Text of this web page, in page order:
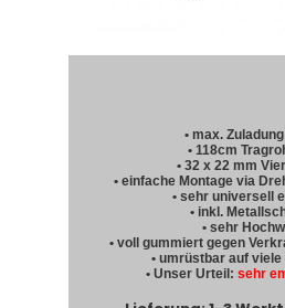
• max.
• 118cm
• 32 x 22 mm
• einfache Montage via
• sehr universell
• inkl.
• sehr
• voll gummiert gegen
• umrüstbar auf
• Unser Urteil: sehr